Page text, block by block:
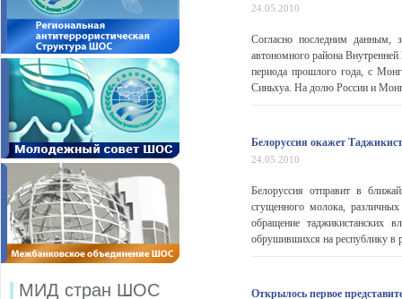
МИД стран ШОС
24.05.2010
Согласно последним данным,
автономного района
периода прошлого года, с
Синьхуа. На долю России и
Белоруссия окажет
24.05.2010
Белоруссия отправит в
сгущенного молока,
обращение таджикистанских
обрушившихся на республику в
Открылось первое